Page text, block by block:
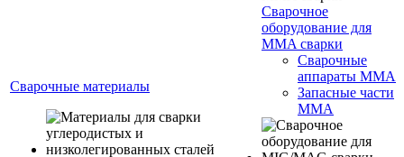
Сварочные материалы
Сварочное
оборудование для
MMA сварки
Сварочные
аппараты MMA
Запасные части
MMA